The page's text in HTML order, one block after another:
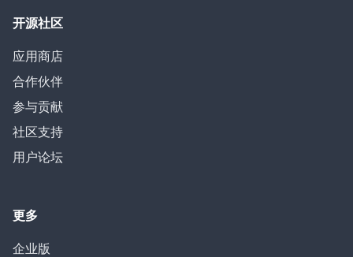
开源社区
应用商店
合作伙伴
参与贡献
社区支持
用户论坛
更多
企业版